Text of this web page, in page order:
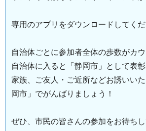
専用のアプリをダウンロードしてくだ
自治体ごとに参加者全体の歩数がカ
自治体に入ると「静岡市」として表
家族、ご友人・ご近所などお誘いい
岡市」でがんばりましょう！
ぜひ、市民の皆さんの参加をお待ちし